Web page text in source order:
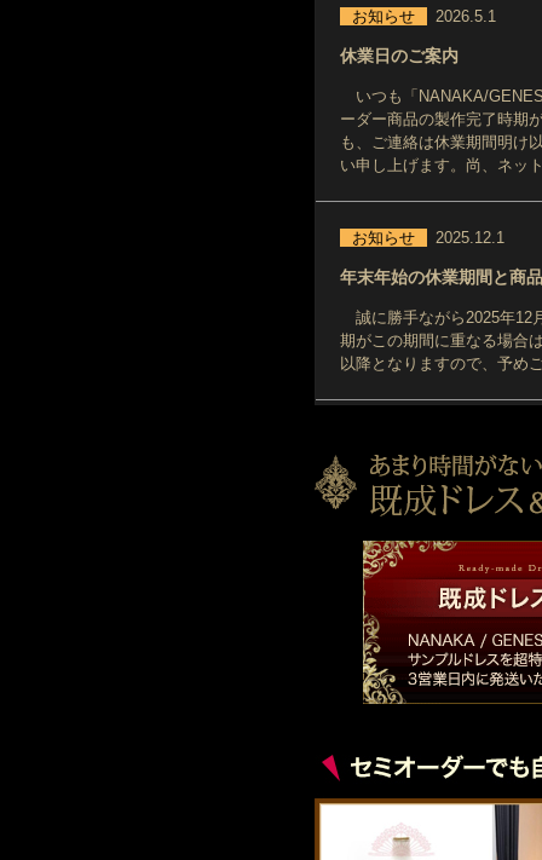
お知らせ 2026.5.1
休業日のご案内
いつも「NANAKA/
ーダー商品の製作完了時期
も、ご連絡は休業期間明け
い申し上げます。尚、ネッ
お知らせ 2025.12.1
年末年始の休業期間と商
誠に勝手ながら2025年12
期がこの期間に重なる場合
以降となりますので、予め
年末年始の休業期間と商
誠に勝手ながら2024年12
期がこの期間に重なる場
以降となりますので、予め
お知らせ 2024.09.24
秋季休暇と商品お届けに
なりますので、予めご了承
お知らせ 2024.5.10